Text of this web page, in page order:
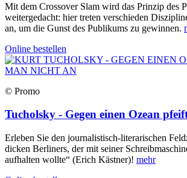
Mit dem Crossover Slam wird das Prinzip des
weitergedacht: hier treten verschieden
an, um die Gunst des Publikums zu gewinnen.
Online bestellen
© Promo
Tucholsky - Gegen einen Ozean
Erleben Sie den journalistisch-literarischen
dicken Berliners, der mit seiner
aufhalten wollte“ (Erich Kästner)! mehr